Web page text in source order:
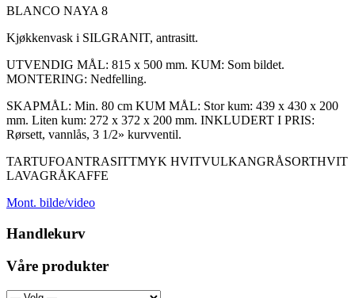
BLANCO NAYA 8
Kjøkkenvask i SILGRANIT, antrasitt.
UTVENDIG MÅL: 815 x 500 mm. KUM: Som bildet.
MONTERING: Nedfelling.
SKAPMÅL: Min. 80 cm KUM MÅL: Stor kum: 439 x 430 x 200
mm. Liten kum: 272 x 372 x 200 mm. INKLUDERT I PRIS:
Rørsett, vannlås, 3 1/2» kurvventil.
TARTUFOANTRASITTMYK HVITVULKANGRÅSORTHVIT
LAVAGRÅKAFFE
Mont. bilde/video
Handlekurv
Våre produkter